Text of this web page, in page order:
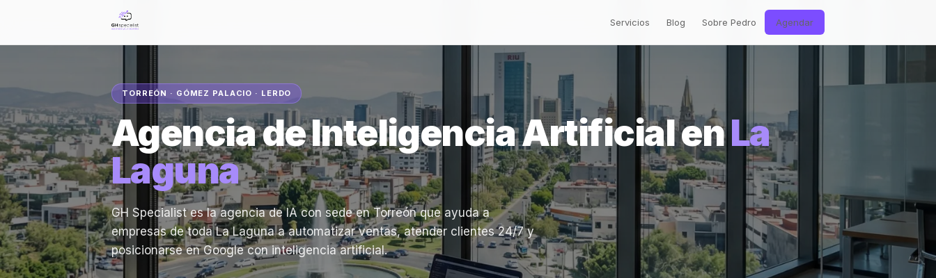
Servicios Blog Sobre Pedro Agendar
TORREÓN · GÓMEZ PALACIO · LERDO
Agencia de Inteligencia Artificial enLa
Laguna
GH Specialist es la agencia de IA con sede en Torreón que ayuda a
empresas de toda La Laguna a automatizar ventas, atender clientes 24/7 y
posicionarse en Google con inteligencia artificial.